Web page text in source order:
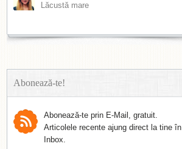
Lăcustă mare
Abonează-te!
Abonează-te prin E-Mail, gratuit.
Articolele recente ajung direct la tine în
Inbox.